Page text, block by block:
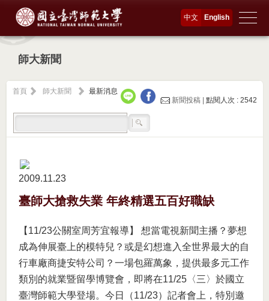
English
中文
師大新聞
首頁 師大新聞
最新消息
新聞投稿 |點閱人次 : 2542
2009.11 23
臺師大搶救失業 年終精選五百好職缺
【11/23公關室周芳宜報導】 想當電視新聞主播？夢想
成為伸展臺上的模特兒？或是幻想進入全世界最大的自
行車廠商捷安特公司？一場包羅萬象，提供最多元工作
類別的就業暨留學博覽會，即將在11/25〈三〉於國立
臺灣師範大學登場。今日（11/23）記者會上，特別邀